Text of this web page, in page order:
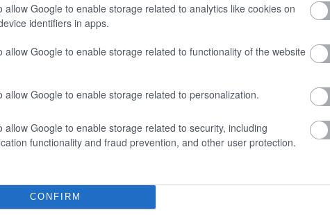
allow Google to enable storage related to analytics like cookies on
identifiers in apps.
allow Google to enable storage related to functionality of the website
allow Google to enable storage related to personalization.
allow Google to enable storage related to security, including
functionality and fraud prevention, and other user protection.
CONFIRM
Your Camper ha offerto una vista completa sul